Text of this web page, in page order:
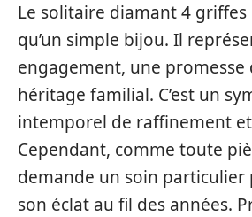
Le solitaire diamant 4
qu’un simple bijou. Il
engagement, une promesse
héritage familial. C’est un
intemporel de raffinement
Cependant, comme toute
demande un soin particulier
son éclat au fil des années.